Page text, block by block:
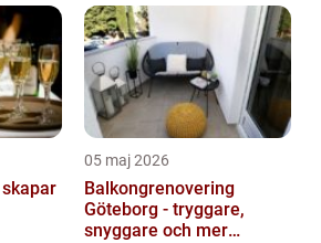
05 maj 2026
Balkongrenovering
Göteborg - tryggare,
snyggare och mer